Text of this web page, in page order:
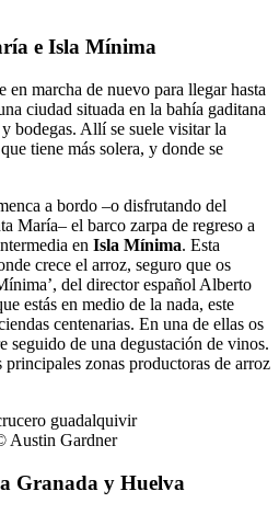
e Isla Mínima
en marcha de nuevo para llegar hasta
ciudad situada en la bahía gaditana
bodegas. Allí se suele visitar la
tiene más solera, y donde se
a bordo –o disfrutando del
María– el barco zarpa de regreso a
en Isla Mínima. Esta
crece el arroz, seguro que os
del director español Alberto
estás en medio de la nada, este
centenarias. En una de ellas os
seguido de una degustación de vinos.
principales zonas productoras de arroz
Austin Gardner
Granada y Huelva